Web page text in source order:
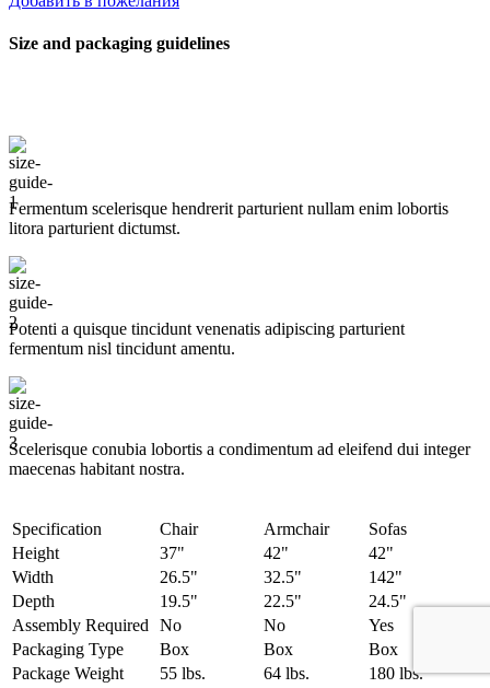
Size and packaging guidelines
Fermentum scelerisque hendrerit parturient nullam enim lobortis
litora parturient dictumst.
Potenti a quisque tincidunt venenatis adipiscing parturient
fermentum nisl tinciduntamentu.
Scelerisque conubia lobortis a condimentum ad eleifend dui integer
maecenas habitant nostra.
Specification Chair Armchair
Sofas
Height
37" 42"
42"
Width
26.5" 32.5"
142"
Depth
19.5" 22.5"
24.5"
Assembly Required No No
Yes
Packaging Type
Box Box
Box
Package Weight
55 lbs. 64 lbs. 180 lbs.